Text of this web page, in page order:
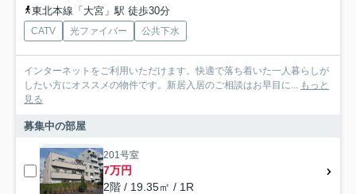
東北本線「大宮」駅 徒歩30分
CATV 光ファイバー 公共下水
インターネットをご利用いただけます。快適で落ち着いた一人暮らしが
したい方にオススメの物件です。新居入居のご相談はお早目に...
もっと
見る
募集中の部屋
201号室
7万円
2階 / 19.35㎡ / 1R